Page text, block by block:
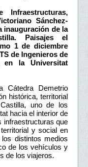
Sánchez-
inauguración de la
Paisajes el
1 de diciembre
de Ingenieros de
en la Universitat
Cátedra Demetrio
histórica, territorial
uno de los
hacia el interior de
infraestructuras que
y social en
distintos medios
de los vehículos y
de los viajeros.